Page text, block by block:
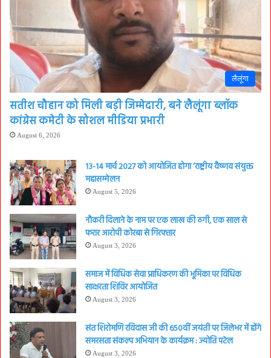
लैलूंगा
सतीश चौहान को मिली बड़ी जिम्मेदारी, बने लैलूंगा ब्लॉक
कांग्रेस कमेटी के सोशल मीडिया प्रभारी
August 6, 2026
13-14 मार्च 2027 को आयोजित होगा ‘राष्ट्रीय वैष्णव संयुक्त
महासम्मेलन
August 5, 2026
नौकरी दिलाने के नाम पर एक लाख की ठगी, एक साल से
फरार आरोपी कोरबा से गिरफ्तार
August 3, 2026
समाज में विधिक सेवा प्राधिकरण की भूमिका पर विधिक
साक्षरता शिविर आयोजित
August 3, 2026
संत शिरोमणि रविदास जी की 650वीं जयंती पर जिलेभर में होंगे
समरसता संकल्प अभियान के कार्यक्रम : ज्योति पटेल
August 3, 2026